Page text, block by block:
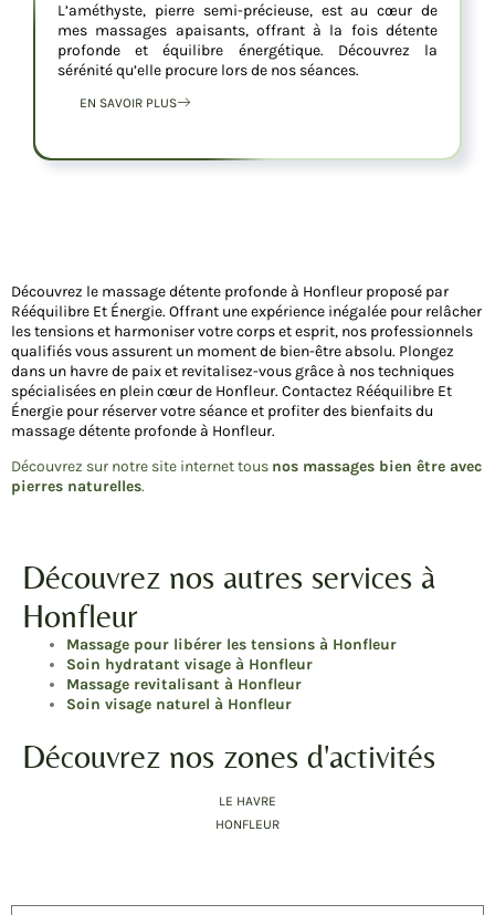
L’améthyste, pierre semi-précieuse, est au cœur de
mes massages apaisants, offrant à la fois détente
profonde et équilibre énergétique. Découvrez la
sérénité qu’elle procure lors de nos séances.
EN SAVOIR PLUS
Découvrez le massage détente profonde à Honfleur proposé par
Rééquilibre Et Énergie. Offrant une expérience inégalée pour relâcher
les tensions et harmoniser votre corps et esprit, nos professionnels
qualifiés vous assurent un moment de bien-être absolu. Plongez
dans un havre de paix et revitalisez-vous grâce à nos techniques
spécialisées en plein cœur de Honfleur. Contactez Rééquilibre Et
Énergie pour réserver votre séance et profiter des bienfaits du
massage détente profonde à Honfleur.
Découvrez sur notre site internet tous nos massages bien être avec
pierres naturelles.
Découvrez nos autres services à
Honfleur
Massage pour libérer les tensions à Honfleur
Soin hydratant visage à Honfleur
Massage revitalisant à Honfleur
Soin visage naturel à Honfleur
Découvrez nos zones d'activités
LE HAVRE
HONFLEUR